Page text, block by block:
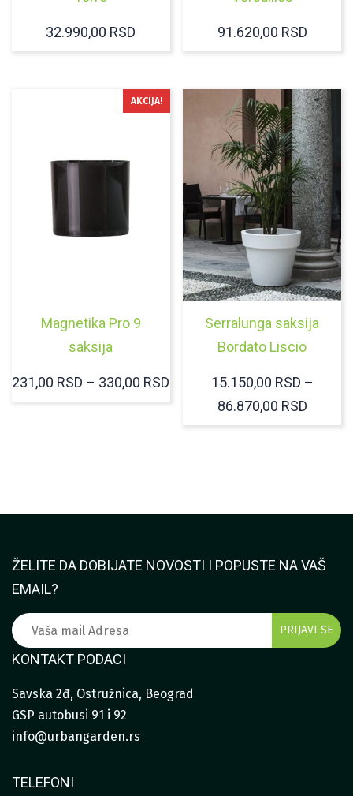
32.990,00 RSD 91.620,00 RSD
AKCIJA!
Magnetika Pro 9
saksija
231,00 RSD – 330,00 RSD RASPON
Serralunga saksija
Bordato Liscio
15.150,00 RSD –
86.870,00 RSD
ŽELITE DA DOBIJATE NOVOSTI I POPUSTE NA VAŠ
EMAIL?
KONTAKT PODACI
Savska 2đ, Ostružnica, Beograd
GSP autobusi 91 i 92
info@urbangarden.rs
TELEFONI